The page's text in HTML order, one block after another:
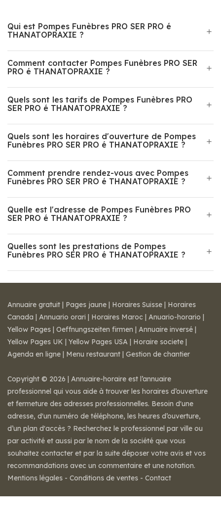
Qui est Pompes Funèbres PRO SER PRO é
THANATOPRAXIE ?
Comment contacter Pompes Funèbres PRO SER
PRO é THANATOPRAXIE ?
Quels sont les tarifs de Pompes Funèbres PRO
SER PRO é THANATOPRAXIE ?
Quels sont les horaires d'ouverture de Pompes
Funèbres PRO SER PRO é THANATOPRAXIE ?
Comment prendre rendez-vous avec Pompes
Funèbres PRO SER PRO é THANATOPRAXIE ?
Quelle est l'adresse de Pompes Funèbres PRO
SER PRO é THANATOPRAXIE ?
Quelles sont les prestations de Pompes
Funèbres PRO SER PRO é THANATOPRAXIE ?
Annuaire gratuit | Pages jaune | Horaires Suisse | Horaires
Canada | Annuario orari | Horaires Maroc | Anuario-horario |
Yellow Pages | Oeffnungszeiten firmen | Annuaire inversé |
Yellow Pages UK | Yellow Pages USA | Horaire societe |
Agenda en ligne | Menu restaurant | Gestion de chantier
Copyright © 2026 | Annuaire-horaire est l’annuaire
professionnel qui vous aide à trouver les horaires d’ouverture
et fermeture des adresses professionnelles. Besoin d'une
adresse, d'un numéro de téléphone, les heures d’ouverture,
d’un plan d'accès ? Recherchez le professionnel par ville ou
par activité et aussi par le nom de la société que vous
souhaitez contacter et par la suite déposer votre avis et vos
recommandations avec un commentaire et une notation.
Mentions légales - Conditions de ventes - Contact